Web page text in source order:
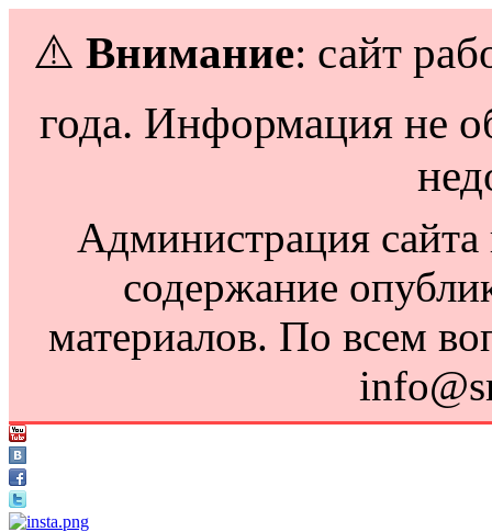
⚠️ Внимание: сайт
года. Информация не
Администрация сайта
содержание
материалов. По всем